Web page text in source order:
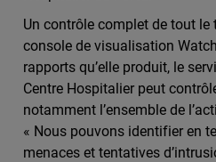
Un contrôle complet de tout le
console de visualisation
rapports qu’elle produit, le
Centre Hospitalier peut
notamment l’ensemble de
« Nous pouvons identifier en
menaces et tentatives